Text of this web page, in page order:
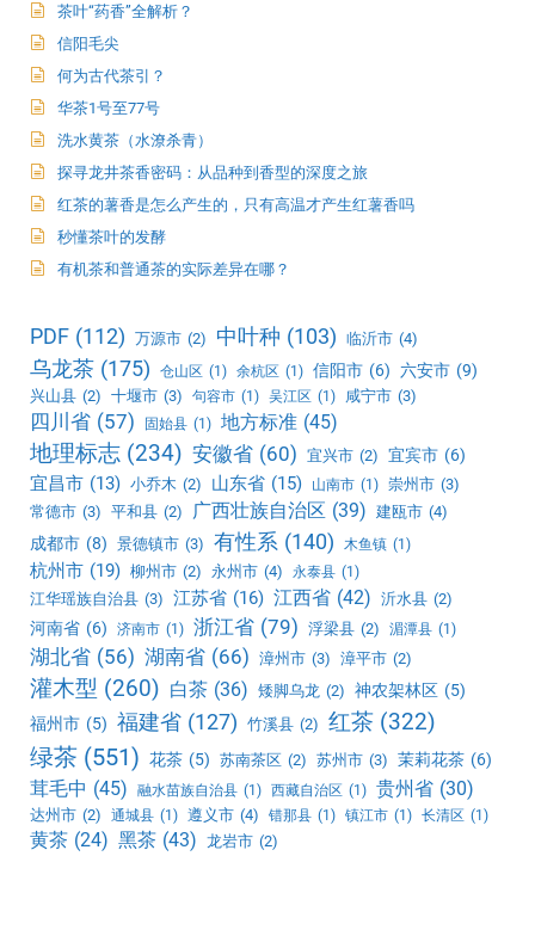
茶叶“药香”全解析？
信阳毛尖
何为古代茶引？
华茶1号至77号
洗水黄茶（水潦杀青）
探寻龙井茶香密码：从品种到香型的深度之旅
红茶的薯香是怎么产生的，只有高温才产生红薯香吗
秒懂茶叶的发酵
有机茶和普通茶的实际差异在哪？
PDF (112) 万源市 (2) 中叶种 (103) 临沂市 (4)
乌龙茶 (175) 仓山区 (1) 余杭区 (1) 信阳市 (6) 六安市 (9)
兴山县 (2) 十堰市 (3) 句容市 (1) 吴江区 (1) 咸宁市 (3)
四川省 (57) 固始县 (1) 地方标准 (45)
地理标志 (234) 安徽省 (60) 宜兴市 (2) 宜宾市 (6)
宜昌市 (13) 小乔木 (2) 山东省 (15) 山南市 (1) 崇州市 (3)
常德市 (3) 平和县 (2) 广西壮族自治区 (39) 建瓯市 (4)
成都市 (8) 景德镇市 (3) 有性系 (140) 木鱼镇 (1)
杭州市 (19) 柳州市 (2) 永州市 (4) 永泰县 (1)
江华瑶族自治县 (3) 江苏省 (16) 江西省 (42) 沂水县 (2)
河南省 (6) 济南市 (1) 浙江省 (79) 浮梁县 (2) 湄潭县 (1)
湖北省 (56) 湖南省 (66) 漳州市 (3) 漳平市 (2)
灌木型 (260) 白茶 (36) 矮脚乌龙 (2) 神农架林区 (5)
福州市 (5) 福建省 (127) 竹溪县 (2) 红茶 (322)
绿茶 (551) 花茶 (5) 苏南茶区 (2) 苏州市 (3) 茉莉花茶 (6)
茸毛中 (45) 融水苗族自治县 (1) 西藏自治区 (1) 贵州省 (30)
达州市 (2) 通城县 (1) 遵义市 (4) 错那县 (1) 镇江市 (1) 长清区 (1)
黄茶 (24) 黑茶 (43) 龙岩市 (2)